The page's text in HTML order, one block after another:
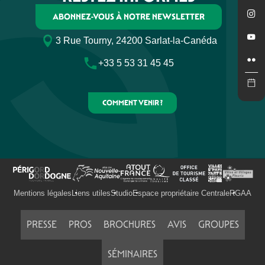
Tout
ABONNEZ-VOUS À NOTRE NEWSLETTER
3 Rue Tourny, 24200 Sarlat-la-Canéda
+33 5 53 31 45 45
COMMENT VENIR ?
Mentions légales Liens utilesStudioEspace propriétaire CentraleRGAA
PRESSE PROS BROCHURES AVIS GROUPES
SÉMINAIRES